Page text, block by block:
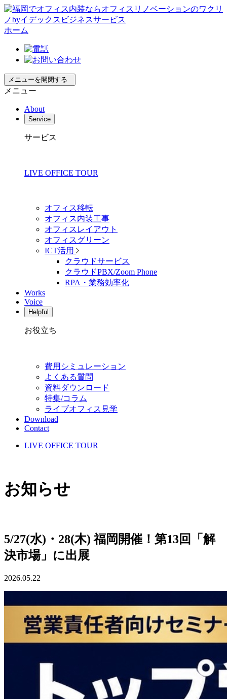
ホーム
メニューを開閉する
メニュー
About
Service
サービス
LIVE OFFICE TOUR
オフィス移転
オフィス内装工事
オフィスレイアウト
オフィスグリーン
ICT活用
クラウドサービス
クラウドPBX/Zoom Phone
RPA・業務効率化
Works
Voice
Helpful
お役立ち
費用シミュレーション
よくある質問
資料ダウンロード
特集/コラム
ライブオフィス見学
Download
Contact
LIVE OFFICE TOUR
お知らせ
5/27(水)・28(木) 福岡開催！第13回「解
決市場」に出展
2026.05.22